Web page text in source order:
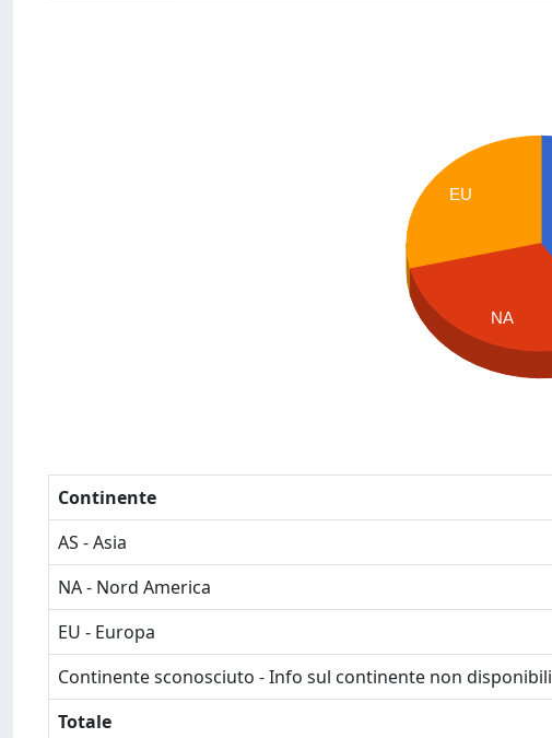
EU
NA
Continente
AS - Asia
NA - Nord America
EU - Europa
Continente sconosciuto - Info sul continente non disponibili
Totale